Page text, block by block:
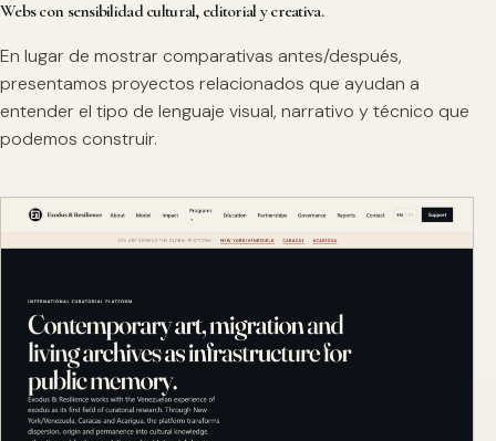
Webs con sensibilidad cultural, editorial y creativa.
En lugar de mostrar comparativas antes/después,
presentamos proyectos relacionados que ayudan a
entender el tipo de lenguaje visual, narrativo y técnico que
podemos construir.